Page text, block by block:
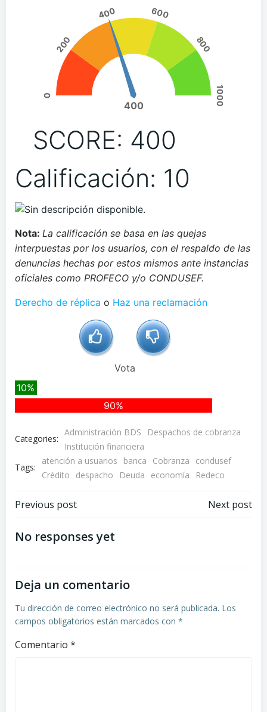
0
200
400 600
800
1000
400
SCORE: 400
Calificación: 10
Nota: La calificación se basa en las quejas
interpuestas por los usuarios, con el respaldo de las
denuncias hechas por estos mismos ante instancias
oficiales como PROFECO y/o CONDUSEF.
Derecho de réplica o Haz una reclamación
Vota
10%
90%
Categories:
Administración BDS
Despachos de cobranza
Institución financiera
Tags:
atención a usuarios banca Cobranza
condusef
Crédito
despacho Deuda economía Redeco
Navegación
de
Previous post
Navegación
Next post
No responses yet
Deja un comentario
Tu dirección de correo electrónico no será publicada. Los
campos obligatorios están marcados con *
Comentario *